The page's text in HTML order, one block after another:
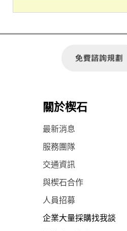
關於楔石
最新消息
服務團隊
交通資訊
與楔石合作
人員招募
企業大量採購找我談